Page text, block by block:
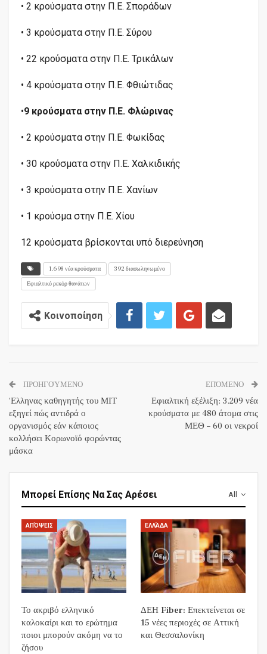
• 2 κρούσματα στην Π.Ε. Σποράδων
• 3 κρούσματα στην Π.Ε. Σύρου
• 22 κρούσματα στην Π.Ε. Τρικάλων
• 4 κρούσματα στην Π.Ε. Φθιώτιδας
•9 κρούσματα στην Π.Ε. Φλώρινας
• 2 κρούσματα στην Π.Ε. Φωκίδας
• 30 κρούσματα στην Π.Ε. Χαλκιδικής
• 3 κρούσματα στην Π.Ε. Χανίων
• 1 κρούσμα στην Π.Ε. Χίου
12 κρούσματα βρίσκονται υπό διερεύνηση
1.698 νέα κρούσματα
392 διασωληνωμένο
Εφιαλτικό ρεκόρ θανάτων
Κοινοποίηση
ΠΡΟΗΓΟΎΜΕΝΟ
‘Ελληνας καθηγητής του ΜΙΤ
εξηγεί πώς αντιδρά ο
οργανισμός εάν κάποιος
κολλήσει Κορωνοϊό φορώντας
μάσκα
ΕΠΌΜΕΝΟ
Εφιαλτική εξέλιξη: 3.209 νέα
κρούσματα με 480 άτομα στις
ΜΕΘ – 60 οι νεκροί
All
Μπορεί Επίσης Να Σας Αρέσει
ΑΠΌΨΕΙΣ
Το ακριβό ελληνικό
καλοκαίρι και το ερώτημα
ποιοι μπορούν ακόμη να το
ζήσου
ΕΛΛΆΔΑ
ΔΕΗ Fiber: Επεκτείνεται σε
15 νέες περιοχές σε Αττική
και Θεσσαλονίκη